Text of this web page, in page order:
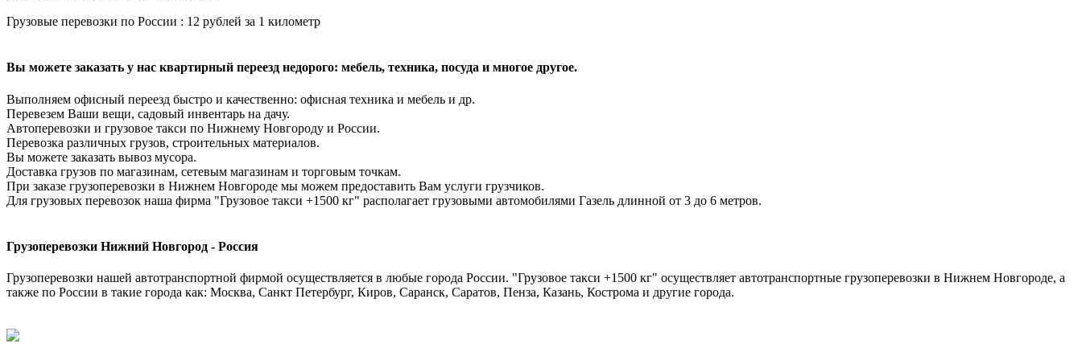
Грузовые перевозки по России : 12 рублей за 1 километр
Вы можете заказать у нас квартирный переезд недорого: мебель, техника, посуда и многое другое.
Выполняем офисный переезд быстро и качественно: офисная техника и мебель и др.
Перевезем Ваши вещи, садовый инвентарь на дачу.
Автоперевозки и грузовое такси по Нижнему Новгороду и России.
Перевозка различных грузов, строительных материалов.
Вы можете заказать вывоз мусора.
Доставка грузов по магазинам, сетевым магазинам и торговым точкам.
При заказе грузоперевозки в Нижнем Новгороде мы можем предоставить Вам услуги грузчиков.
Для грузовых перевозок наша фирма "Грузовое такси +1500 кг" располагает грузовыми автомобилями Газель длинной от 3 до 6 метров.
Грузоперевозки Нижний Новгород - Россия
Грузоперевозки нашей автотранспортной фирмой осуществляется в любые города России. "Грузовое такси +1500 кг" осуществляет автотранспортные грузоперевозки в Нижнем Новгороде, а
также по России в такие города как: Москва, Санкт Петербург, Киров, Саранск, Саратов, Пенза, Казань, Кострома и другие города.